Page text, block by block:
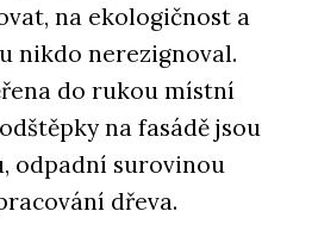
na ekologičnost a
nikdo nerezignoval.
do rukou místní
na fasádě jsou
odpadní surovinou
dřeva.